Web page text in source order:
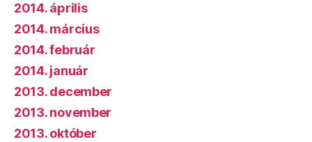
2014. április
2014. március
2014. február
2014. január
2013. december
2013. november
2013. október